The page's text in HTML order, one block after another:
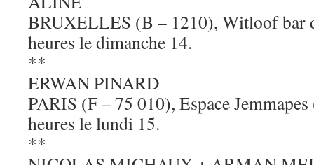
BRUXELLES (B – 1210), Witloof bar
heures le dimanche 14.
**
ERWAN PINARD
PARIS (F – 75 010), Espace
heures le lundi 15.
**